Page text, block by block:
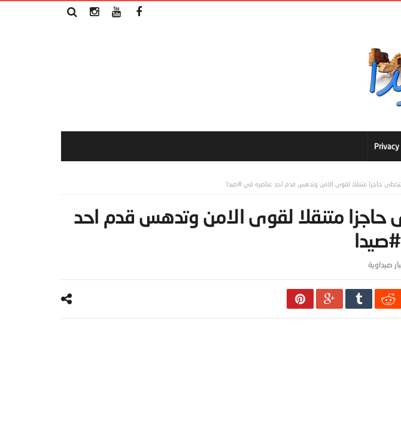
حاجزا متنقلا لقوى الامن وتدهس قدم احد عناصره في #صيدا
متنقلا لقوى الامن وتدهس قدم احد
صيداوية